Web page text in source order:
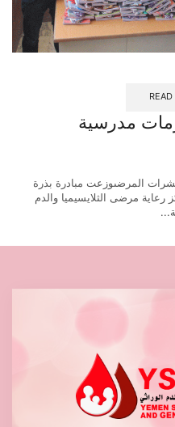
READ
مدرسية
المرضىوزعت مبادرة بذرة
رعاية مرضى الثلايسيميا والدم